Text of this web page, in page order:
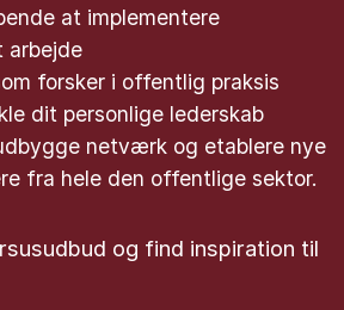
at implementere
forsker i offentlig praksis
dit personlige lederskab
netværk og etablere nye
fra hele den offentlige sektor.
og find inspiration til